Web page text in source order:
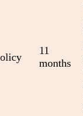
11
months